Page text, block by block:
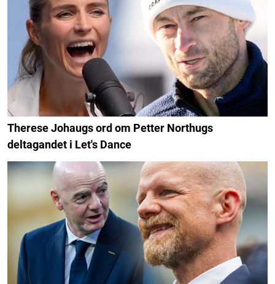
Therese Johaugs ord om Petter Northugs
deltagandet i Let's Dance